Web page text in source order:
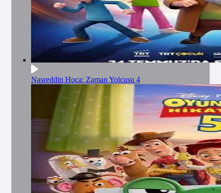
Nasreddin Hoca: Zaman Yolcusu 4